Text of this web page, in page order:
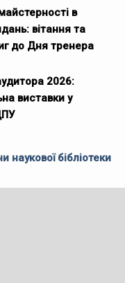
в
вітання та
до Дня тренера
2026:
виставки у
наукової бібліотеки